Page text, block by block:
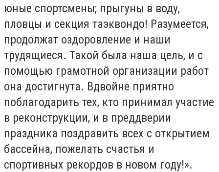
юные спортсмены; прыгуны в воду,
пловцы и секция таэквондо! Разумеется,
продолжат оздоровление и наши
трудящиеся. Такой была наша цель, и с
помощью грамотной организации работ
она достигнута. Вдвойне приятно
поблагодарить тех, кто принимал участие
в реконструкции, и в преддверии
праздника поздравить всех с открытием
бассейна, пожелать счастья и
спортивных рекордов в новом году!».